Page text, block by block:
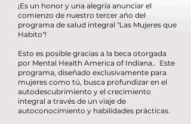
​​¡Es un honor y una alegría anunciar el
comienzo de nuestro tercer año del
programa de salud integral "Las Mujeres que
Habito"!
Esto es posible gracias a la beca otorgada
por Mental Health America of Indiana.. Este
programa, diseñado exclusivamente para
mujeres como tú, busca profundizar en el
autodescubrimiento y el crecimiento
integral a través de un viaje de
autoconocimiento y habilidades prácticas.